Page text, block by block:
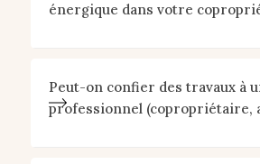
énergique dans votre
Peut-on confier des travaux à
professionnel (copropriétaire,